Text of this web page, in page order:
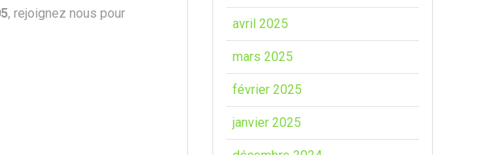
, rejoignez nous pour
avril 2025
mars 2025
février 2025
janvier 2025